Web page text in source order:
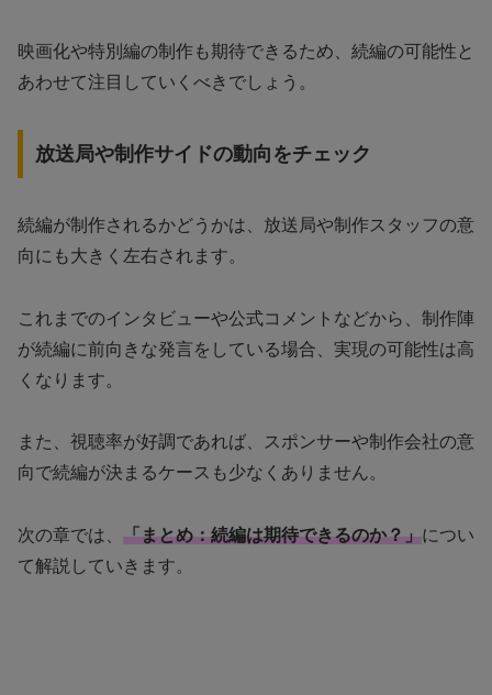
映画化や特別編の制作も期待できるため、続編の可能性と
あわせて注目していくべきでしょう。
放送局や制作サイドの動向をチェック
続編が制作されるかどうかは、放送局や制作スタッフの意
向にも大きく左右されます。
これまでのインタビューや公式コメントなどから、制作陣
が続編に前向きな発言をしている場合、実現の可能性は高
くなります。
また、視聴率が好調であれば、スポンサーや制作会社の意
向で続編が決まるケースも少なくありません。
次の章では、 「まとめ：続編は期待できるのか？」につい
て解説していきます。